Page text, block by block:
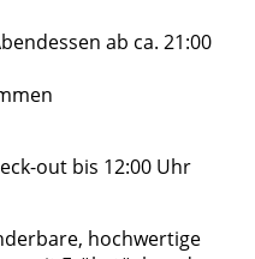
ab ca. 21:00
out bis 12:00 Uhr
hochwertige